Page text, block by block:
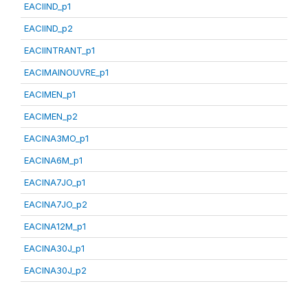
EACIIND_p1
EACIIND_p2
EACIINTRANT_p1
EACIMAINOUVRE_p1
EACIMEN_p1
EACIMEN_p2
EACINA3MO_p1
EACINA6M_p1
EACINA7JO_p1
EACINA7JO_p2
EACINA12M_p1
EACINA30J_p1
EACINA30J_p2